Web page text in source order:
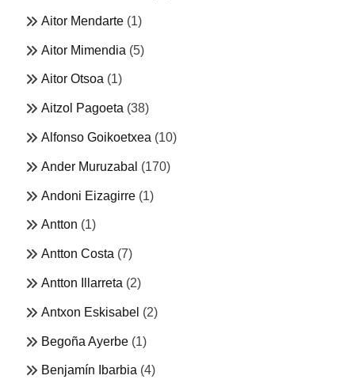
Aitor Mendarte (1)
Aitor Mimendia (5)
Aitor Otsoa (1)
Aitzol Pagoeta (38)
Alfonso Goikoetxea (10)
Ander Muruzabal (170)
Andoni Eizagirre (1)
Antton (1)
Antton Costa (7)
Antton Illarreta (2)
Antxon Eskisabel (2)
Begoña Ayerbe (1)
Benjamín Ibarbia (4)